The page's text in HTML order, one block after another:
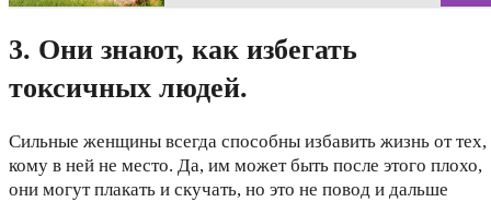
3. Они знают, как избегать
токсичных людей.
Сильные женщины всегда способны избавить жизнь от тех,
кому в ней не место. Да, им может быть после этого плохо,
они могут плакать и скучать, но это не повод и дальше